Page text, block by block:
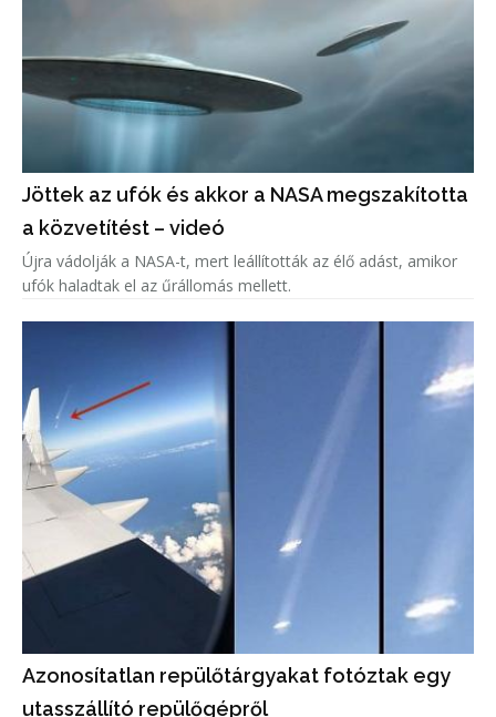
Jöttek az ufók és akkor a NASA megszakította
a közvetítést – videó
Újra vádolják a NASA-t, mert leállították az élő adást, amikor
ufók haladtak el az űrállomás mellett.
Azonosítatlan repülőtárgyakat fotóztak egy
utasszállító repülőgépről